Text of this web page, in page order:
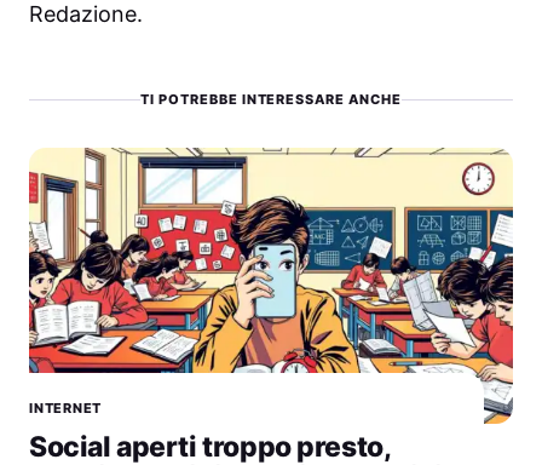
Redazione.
TI POTREBBE INTERESSARE ANCHE
INTERNET
Social aperti troppo presto,